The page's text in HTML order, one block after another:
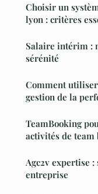
Choisir un
lyon : critères
Salaire intérim :
sérénité
Comment
gestion de la
TeamBooking
activités de
Agc2v expertise
entreprise